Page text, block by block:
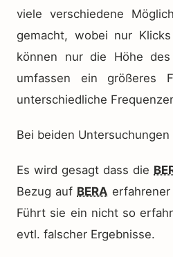
viele verschiedene
gemacht, wobei nur
können nur die Höhe
umfassen ein größeres
unterschiedliche
Bei beiden
Es wird gesagt dass die
Bezug auf BERA
Führt sie ein nicht so
evtl. falscher Ergebnisse.